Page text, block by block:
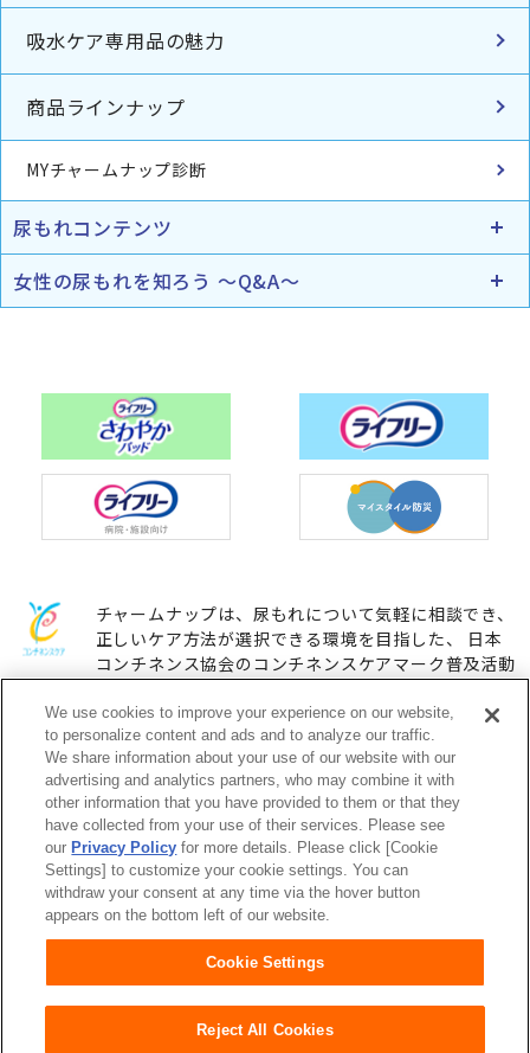
吸水ケア専用品の魅力
商品ラインナップ
MYチャームナップ診断
尿もれコンテンツ
女性の尿もれを知ろう ～Q&A～
チャームナップは、尿もれについて気軽に相談でき、
正しいケア方法が選択できる環境を目指した、 日本
コンチネンス協会のコンチネンスケアマーク普及活動
に参加しています。
ユニ・チャームHOME お問い合わせ
ウェブサイト利用規約 プライバシーポリシー
公式アカウント コミュニティガ
イドライン
障がいの表記について
We use cookies to improve your experience on our website,
to personalize content and ads and to analyze our traffic.
We share information about your use of our website with our
advertising and analytics partners, who may combine it with
other information that you have provided to them or that they
have collected from your use of their services. Please see
our Privacy Policy for more details. Please click [Cookie
Settings] to customize your cookie settings. You can
withdraw your consent at any time via the hover button
appears on the bottom left of our website.
Cookie Settings
Reject All Cookies